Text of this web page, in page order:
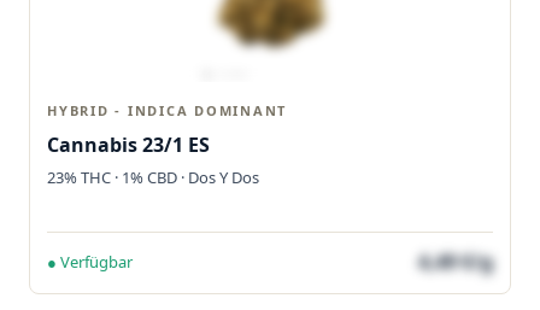
HYBRID - INDICA DOMINANT
Cannabis 23/1 ES
23% THC · 1% CBD · Dos Y Dos
● Verfügbar 4,49 €/g